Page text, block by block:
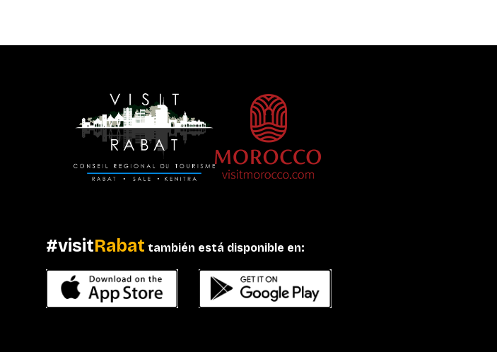
#visitRabat también está disponible en: